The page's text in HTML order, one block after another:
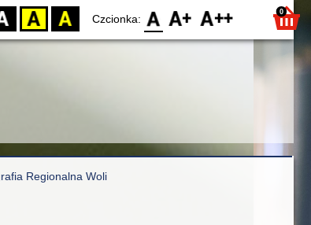
YB BY Czcionka: F0 F1 F2 0
Regionalna Woli